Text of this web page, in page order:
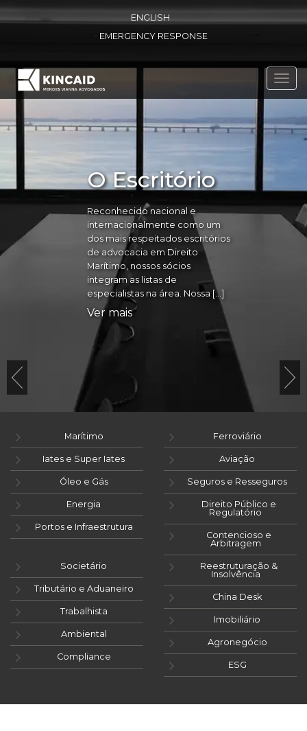
ENGLISH
EMERGENCY RESPONSE
O Escritório
Reconhecido nacional e
internacionalmente como um
dos mais respeitados escritórios
de advocacia em Direito
Marítimo, nossos sócios
integram as listas de
especialistas na área. Nossa […]
Ver mais
Marítimo
Iates e Super Iates
Óleo e Gás
Energia
Portos e Infraestrutura
Ferroviário
Aviação
Seguros e Resseguros
Direito Público e
Regulatório
Contencioso e
Arbitragem
Societário
Tributário e Aduaneiro
Trabalhista
Ambiental
Compliance
Reestruturação &
Insolvência
China Desk
Imobiliário
Agronegócio
ESG